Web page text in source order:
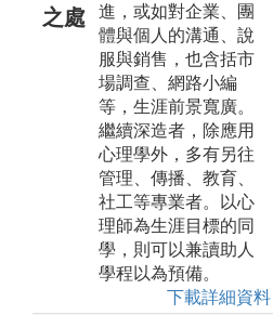
之處
進，或如對企業、團
體與個人的溝通、說
服與銷售，也含括市
場調查、網路小編
等，生涯前景寬廣。
繼續深造者，除應用
心理學外，多有另往
管理、傳播、教育、
社工等專業者。以心
理師為生涯目標的同
學，則可以兼讀助人
學程以為預備。
下載詳細資料